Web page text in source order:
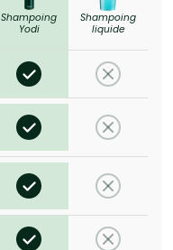
Shampoing
Yodi
Shampoing
liquide